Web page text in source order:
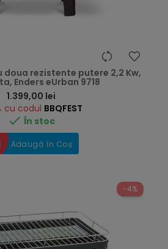
rezistente putere 2,2 Kw,
Enders eUrban 9718
1.399,00 lei
cu codul BBQFEST
 În stoc
Adaugă în Coș
-4%